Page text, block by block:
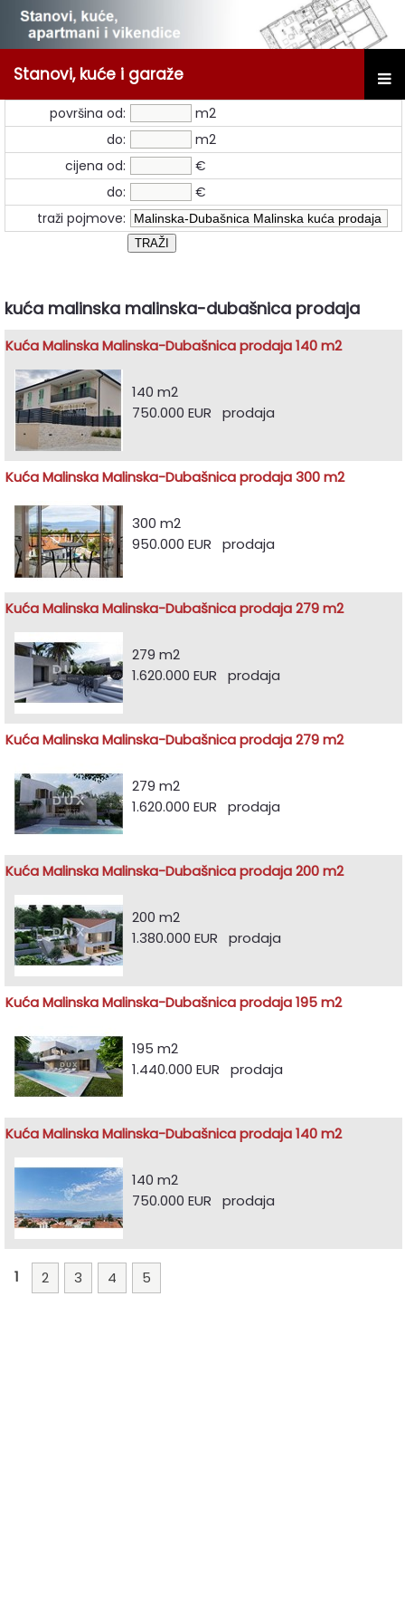
Stanovi, kuće i garaže
površina od:
m2
do:
m2
cijena od:
€
do:
€
traži pojmove:
kuća malinska malinska-dubašnica prodaja
Kuća Malinska Malinska-Dubašnica prodaja 140 m2
140 m2
750.000 EUR prodaja
Kuća Malinska Malinska-Dubašnica prodaja 300 m2
300 m2
950.000 EUR prodaja
Kuća Malinska Malinska-Dubašnica prodaja 279 m2
279 m2
1.620.000 EUR prodaja
Kuća Malinska Malinska-Dubašnica prodaja 279 m2
279 m2
1.620.000 EUR prodaja
Kuća Malinska Malinska-Dubašnica prodaja 200 m2
200 m2
1.380.000 EUR prodaja
Kuća Malinska Malinska-Dubašnica prodaja 195 m2
195 m2
1.440.000 EUR prodaja
Kuća Malinska Malinska-Dubašnica prodaja 140 m2
140 m2
750.000 EUR prodaja
1 2 3 4 5